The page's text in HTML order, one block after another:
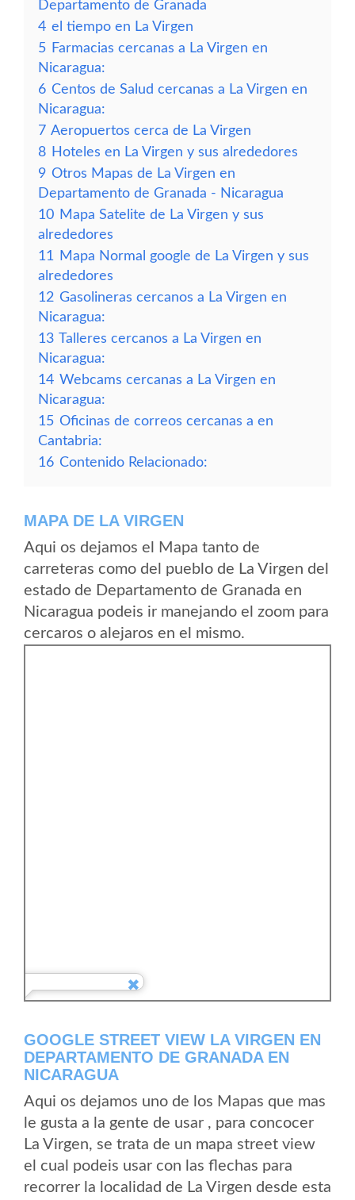
Departamento de Granada
4 el tiempo en La Virgen
5 Farmacias cercanas a La Virgen en
Nicaragua:
6 Centos de Salud cercanas a La Virgen en
Nicaragua:
7 Aeropuertos cerca de La Virgen
8 Hoteles en La Virgen y sus alrededores
9 Otros Mapas de La Virgen en
Departamento de Granada - Nicaragua
10 Mapa Satelite de La Virgen y sus
alrededores
11
Mapa Normal google de La Virgen y sus
alrededores
12 Gasolineras cercanos a La Virgen en
Nicaragua:
13 Talleres cercanos a La Virgen en
Nicaragua:
14 Webcams cercanas a La Virgen en
Nicaragua:
15 Oficinas de correos cercanas a en
Cantabria:
16 Contenido Relacionado:
MAPA DE LA VIRGEN
Aqui os dejamos el Mapa tanto de
carreteras como del pueblo de La Virgen del
estado de Departamento de Granada en
Nicaragua podeis ir manejando el zoom para
cercaros o alejaros en el mismo.
GOOGLE STREET VIEW LA VIRGEN EN
DEPARTAMENTO DE GRANADA EN
NICARAGUA
Aqui os dejamos uno de los Mapas que mas
le gusta a la gente de usar , para concocer
La Virgen, se trata de un mapa street view
el cual podeis usar con las flechas para
recorrer la localidad de La Virgen desde esta